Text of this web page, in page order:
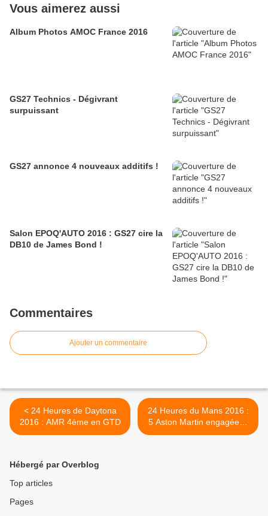
Vous aimerez aussi
Album Photos AMOC France 2016
GS27 Technics - Dégivrant
surpuissant
GS27 annonce 4 nouveaux additifs !
Salon EPOQ'AUTO 2016 : GS27 cire la
DB10 de James Bond !
Commentaires
Ajouter un commentaire
< 24 Heures de Daytona
2016 : AMR 4ème en GTD
24 Heures du Mans 2016 :
5 Aston Martin engagées !
>
Hébergé par Overblog
Top articles
Pages